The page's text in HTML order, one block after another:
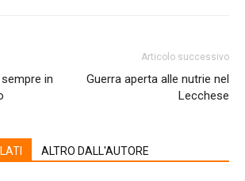
in
Articolo successivo
Guerra aperta alle nutrie nel
Lecchese
ALTRO DALL'AUTORE